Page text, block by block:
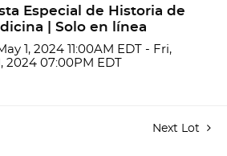
Especial de Historia de
| Solo en línea
1, 2024 11:00AM EDT - Fri,
2024 07:00PM EDT
Next Lot